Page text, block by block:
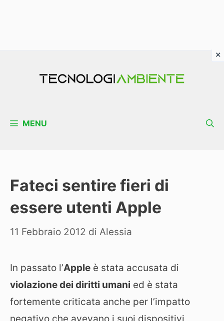
MENU
Fateci sentire fieri di
essere utenti Apple
11 Febbraio 2012 di Alessia
In passato l’Apple è stata accusata di
violazione dei diritti umani ed è stata
fortemente criticata anche per l’impatto
negativo che avevano i suoi dispositivi